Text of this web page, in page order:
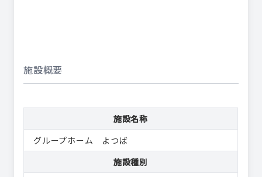
施設概要
施設名称
グループホーム よつば
施設種別